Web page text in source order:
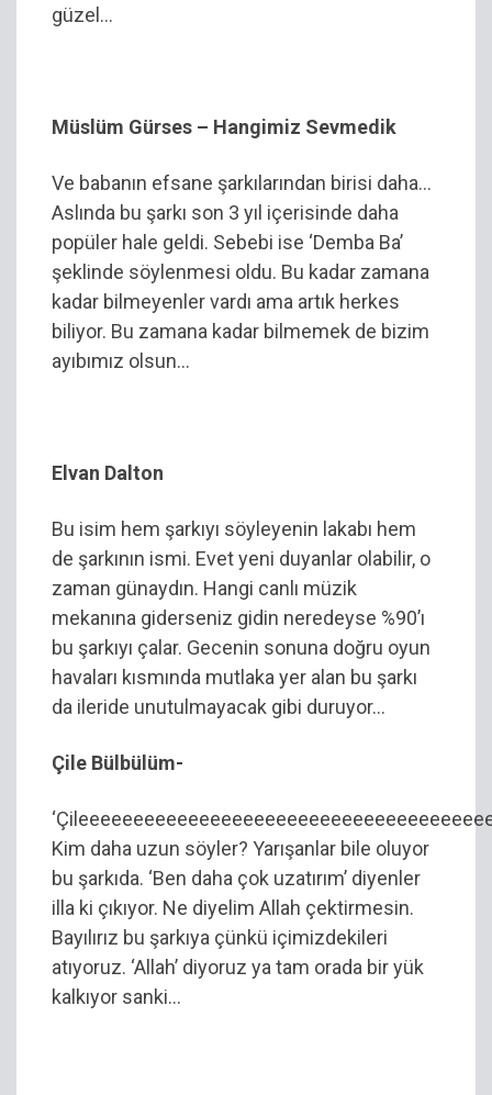
güzel…
Müslüm Gürses – Hangimiz Sevmedik
Ve babanın efsane şarkılarından birisi daha…
Aslında bu şarkı son 3 yıl içerisinde daha
popüler hale geldi. Sebebi ise ‘Demba Ba’
şeklinde söylenmesi oldu. Bu kadar zamana
kadar bilmeyenler vardı ama artık herkes
biliyor. Bu zamana kadar bilmemek de bizim
ayıbımız olsun…
Elvan Dalton
Bu isim hem şarkıyı söyleyenin lakabı hem
de şarkının ismi. Evet yeni duyanlar olabilir, o
zaman günaydın. Hangi canlı müzik
mekanına giderseniz gidin neredeyse %90’ı
bu şarkıyı çalar. Gecenin sonuna doğru oyun
havaları kısmında mutlaka yer alan bu şarkı
da ileride unutulmayacak gibi duruyor…
Çile Bülbülüm-
Kim daha uzun söyler? Yarışanlar bile oluyor
bu şarkıda. ‘Ben daha çok uzatırım’ diyenler
illa ki çıkıyor. Ne diyelim Allah çektirmesin.
Bayılırız bu şarkıya çünkü içimizdekileri
atıyoruz. ‘Allah’ diyoruz ya tam orada bir yük
kalkıyor sanki…